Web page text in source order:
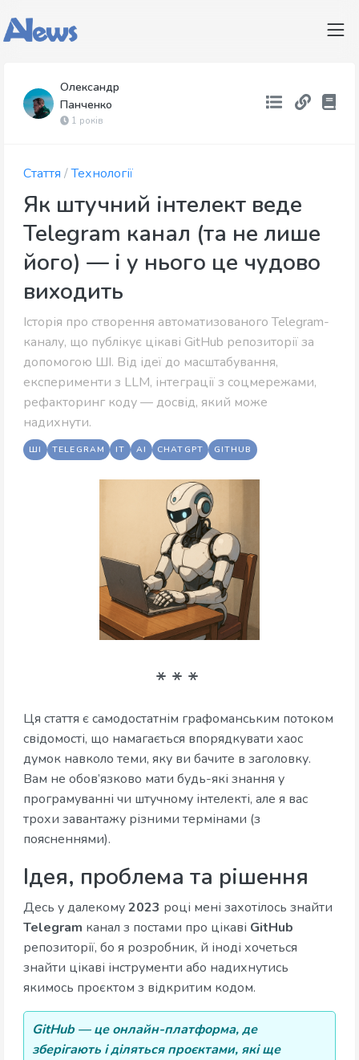
Олександр
Панченко
1 років
Стаття /Технології
Як штучний інтелект веде
Telegram канал (та не лише
його) — і у нього це чудово
виходить
Історія про створення автоматизованого Telegram-
каналу, що публікує цікаві GitHub репозиторії за
допомогою ШІ. Від ідеї до масштабування,
експерименти з LLM, інтеграції з соцмережами,
рефакторинг коду — досвід, який може
надихнути.
ШІ TELEGRAM IT AI CHATGPT GITHUB
Ця стаття є самодостатнім графоманським потоком
свідомості, що намагається впорядкувати хаос
думок навколо теми, яку ви бачите в заголовку.
Вам не обов’язково мати будь-які знання у
програмуванні чи штучному інтелекті, але я вас
трохи завантажу різними термінами (з
поясненнями).
Ідея, проблема та рішення
Десь у далекому2023 році мені захотілось знайти
Telegram канал з постами про цікаві GitHub
репозиторії, бо я розробник, й іноді хочеться
знайти цікаві інструменти або надихнутись
якимось проєктом з відкритим кодом.
GitHub — це онлайн-платформа, де
зберігають і діляться проєктами, які ще